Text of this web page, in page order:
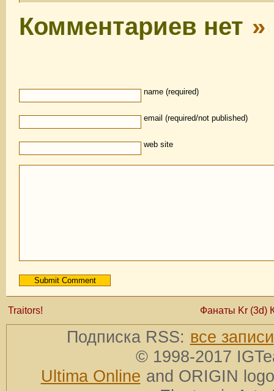
Комментариев нет »
name (required)
email (required/not published)
web site
Фанаты Kr (3d)
Traitors!
Подписка RSS: все записи
© 1998-2017
Ultima Online and ORIGIN